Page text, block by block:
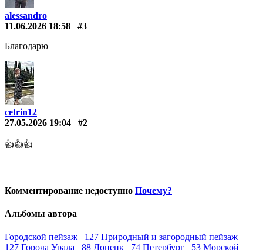
alessandro
11.06.2026 18:58
#3
Благодарю
cetrin12
27.05.2026 19:04
#2
👍👍👍
Комментирование недоступно Почему?
Альбомы автора
Городской пейзаж 127 Природный и загородный пейзаж
127 Города Урала 88 Донецк 74 Петербург 53 Морской